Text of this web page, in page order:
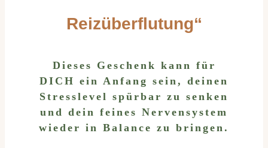
Reizüberflutung“
Dieses Geschenk kann für
DICH ein Anfang sein, deinen
Stresslevel spürbar zu senken
und dein feines Nervensystem
wieder in Balance zu bringen.